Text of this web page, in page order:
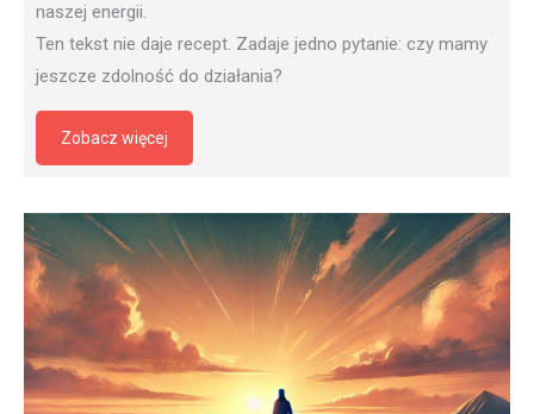
naszej energii.
Ten tekst nie daje recept. Zadaje jedno pytanie: czy mamy
jeszcze zdolność do działania?
Zobacz więcej